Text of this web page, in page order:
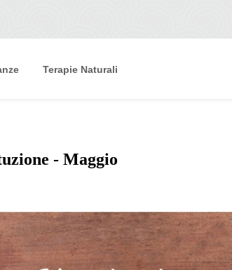
Terapie Naturali
- Maggio